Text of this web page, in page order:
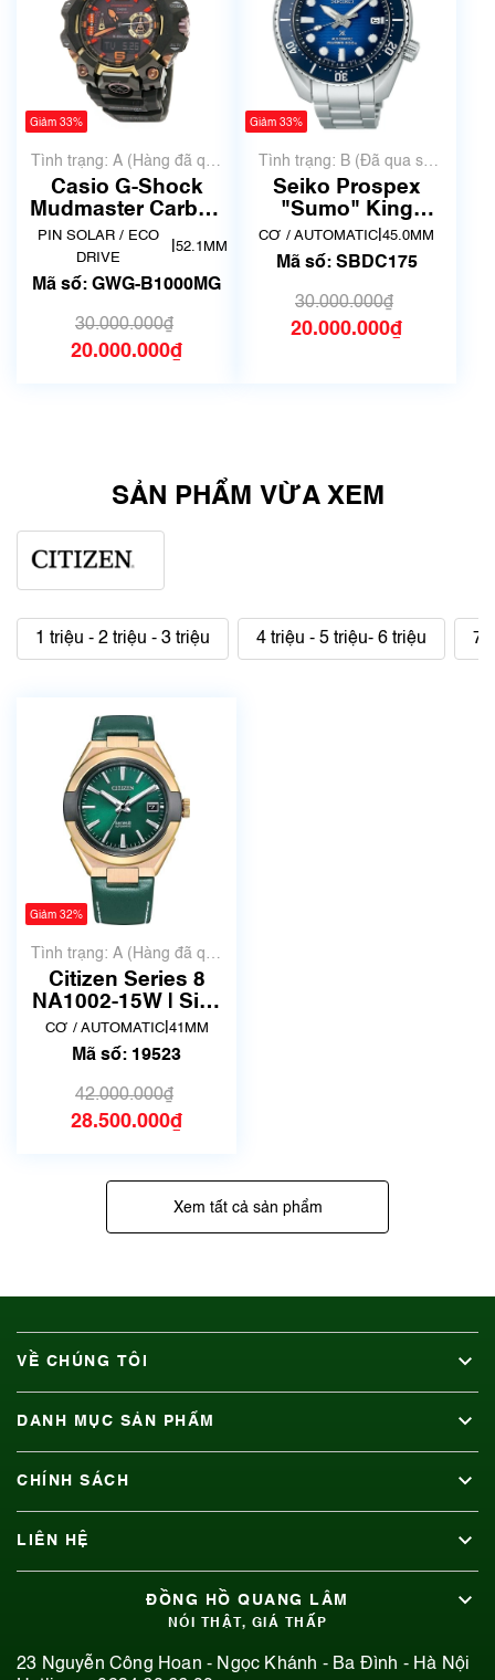
Giảm 33%
Tình trạng: A (Hàng đã qua
sử dụng nhưng rất đẹp,
không có xước)
Casio G-Shock
Mudmaster Carbon
Core Guard GWG-
B1000MG
PIN SOLAR / ECO
DRIVE
52.1MM
Mã số: GWG-B1000MG
30.000.000₫
20.000.000₫
Giảm 33%
Tình trạng: B (Đã qua sử
dụng, hàng đẹp, có chút
xước dăm)
Seiko Prospex
"Sumo" King
SBDC175
CƠ / AUTOMATIC 45.0MM
Mã số: SBDC175
30.000.000₫
20.000.000₫
SẢN PHẨM VỪA XEM
1 triệu - 2 triệu - 3 triệu 4 triệu - 5 triệu- 6 triệu 7
Giảm 32%
Tình trạng: A (Hàng đã qua
sử dụng nhưng rất đẹp,
không có xước)
Citizen Series 8
NA1002-15W | Size
41mm | Đã qua sử
dụng 2
CƠ / AUTOMATIC| 41MM
Mã số: 19523
42.000.000₫
28.500.000₫
Xem tất cả sản phẩm
VỀ CHÚNG TÔI
DANH MỤC SẢN PHẨM
CHÍNH SÁCH
LIÊN HỆ
ĐỒNG HỒ QUANG LÂM
NÓI THẬT, GIÁ THẤP
23 Nguyễn Công Hoan - Ngọc Khánh - Ba Đình - Hà Nội